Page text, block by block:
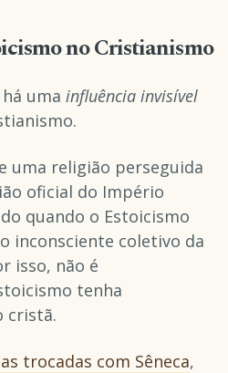
no Cristianismo
uma influência invisível
uma religião perseguida
oficial do Império
quando o Estoicismo
inconsciente coletivo da
isso, não é
tenha
cristã.
trocadas com Sêneca,